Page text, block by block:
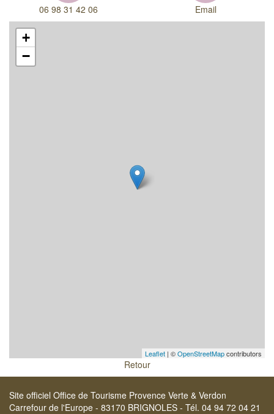
06 98 31 42 06 Email
+
−
Leaflet | ©OpenStreetMapcontributors
Retour
Site officiel Office de Tourisme Provence Verte & Verdon
Carrefour de l'Europe - 83170 BRIGNOLES - Tél. 04 94 72 04 21